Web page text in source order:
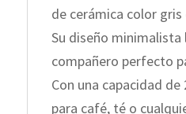
de cerámica color
Su diseño
compañero perfecto
Con una capacidad de
para café, té o